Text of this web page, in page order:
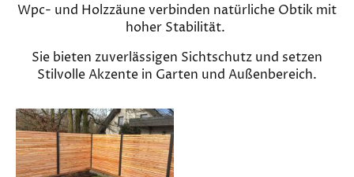
Wpc- und Holzzäune verbinden natürliche Obtik mit
hoher Stabilität.
Sie bieten zuverlässigen Sichtschutz und setzen
Stilvolle Akzente in Garten und Außenbereich.